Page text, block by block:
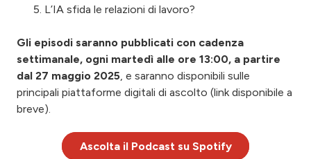
L’IA sfida le relazioni di lavoro?
Gli episodi saranno pubblicati con cadenza
settimanale, ogni martedì alle ore 13:00, a partire
dal 27 maggio 2025, e saranno disponibili sulle
principali piattaforme digitali di ascolto (link disponibile a
breve).
Ascolta il Podcast su Spotify